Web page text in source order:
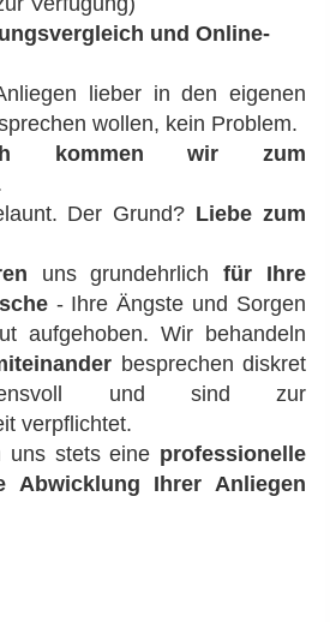
und Online-
lieber in den eigenen
wollen, kein Problem.
kommen
wir zum
Der Grund? Liebe zum
uns grundehrlichfür Ihre
- Ihre Ängste und Sorgen
aufgehoben. Wir behandeln
besprechen diskret
und sind zur
verpflichtet.
uns stets eine professionelle
Abwicklung Ihrer Anliegen